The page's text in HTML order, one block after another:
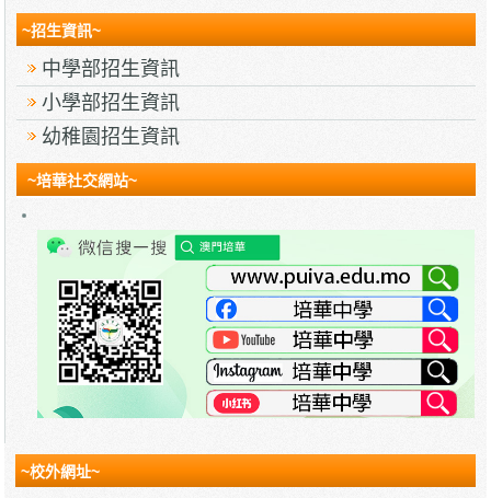
~招生資訊~
中學部招生資訊
小學部招生資訊
幼稚園招生資訊
~培華社交網站~
~校外網址~